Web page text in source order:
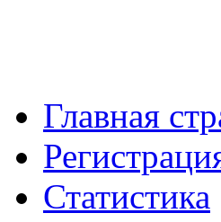
Главная
Статистика